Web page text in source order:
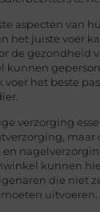
aspecten van
het juiste voer
de gezondheid
kunnen
voer het beste
verzorging
maar
kunnen
die niet
uitvoeren.